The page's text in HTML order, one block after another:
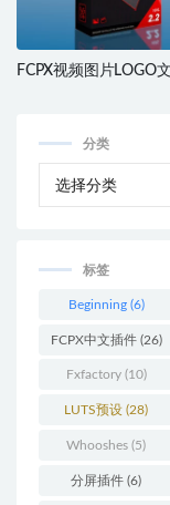
FCPX视频图片LOGO
分类
标签
Beginning(6)
FCPX中文插件(26)
Fxfactory(10)
LUTS预设 (28)
Whooshes (5)
分屏插件 (6)